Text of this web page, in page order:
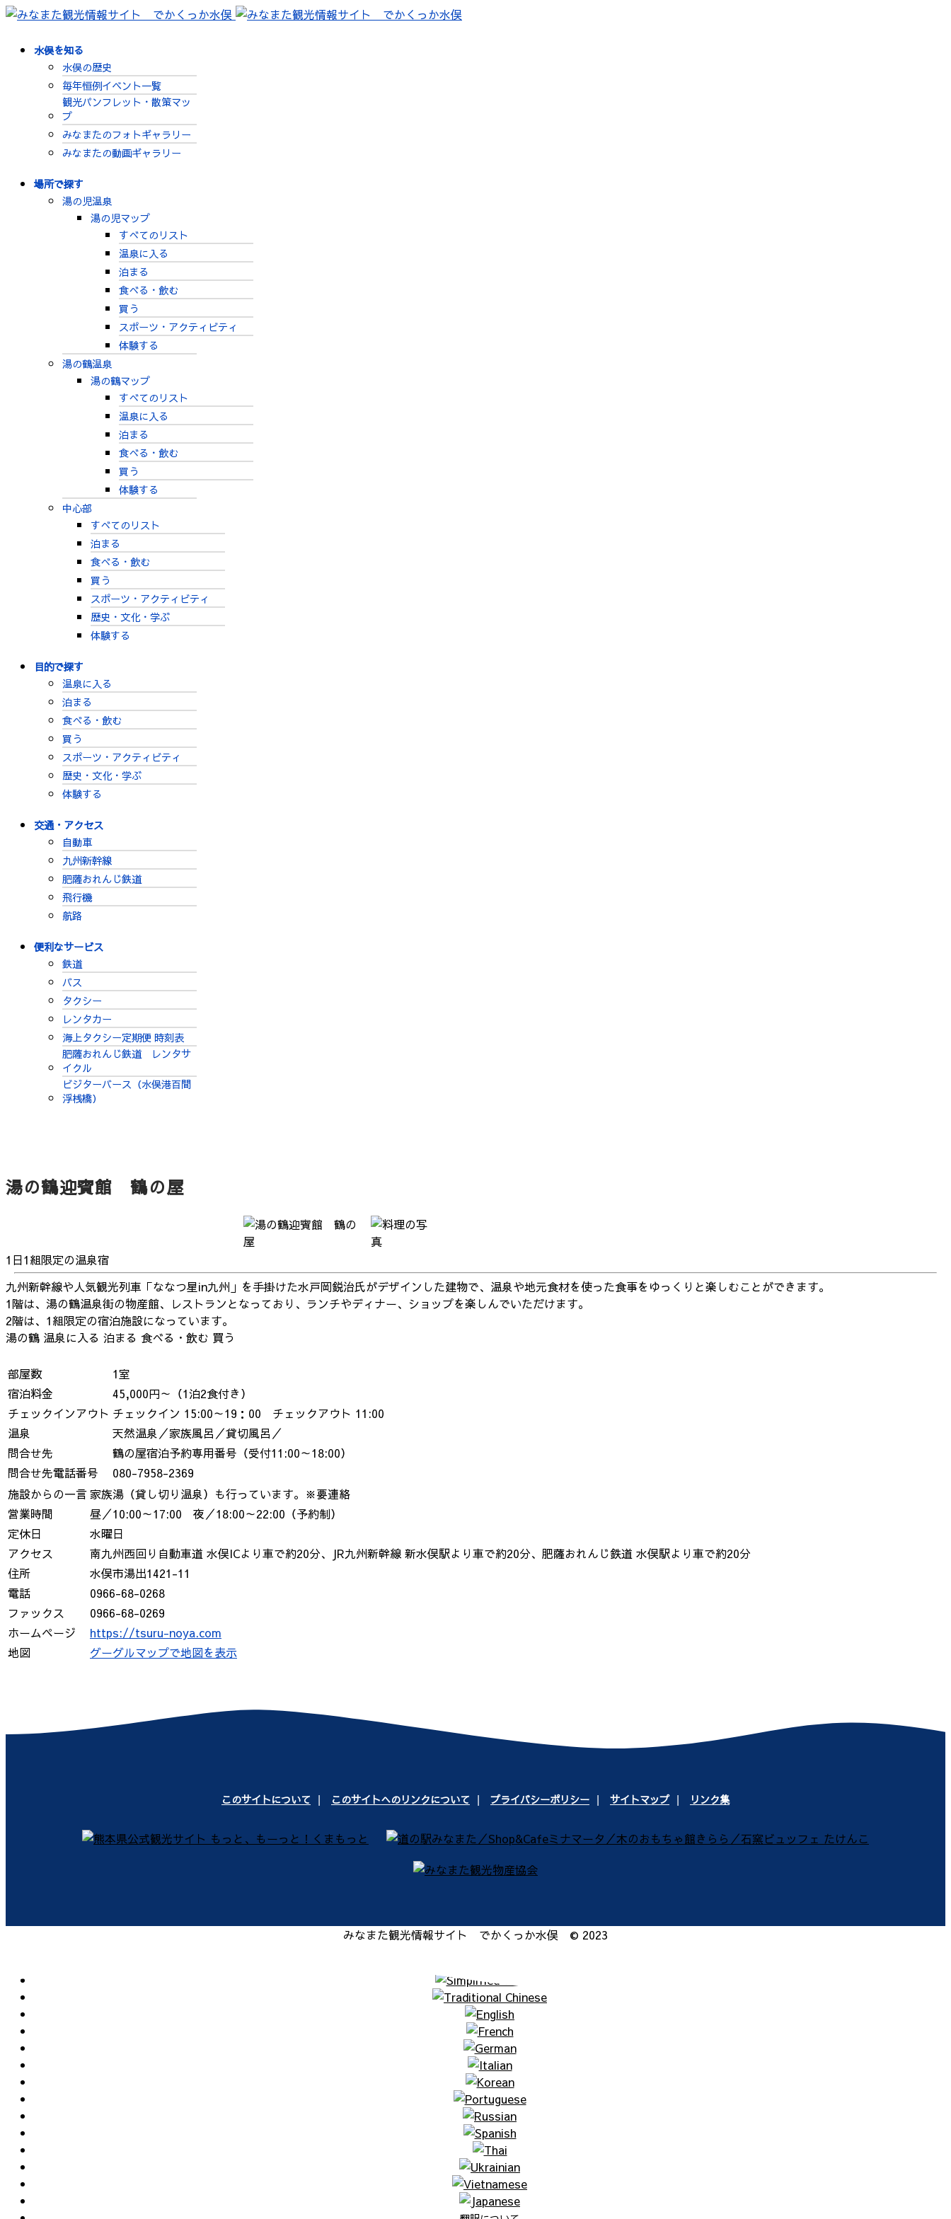
水俣を知る
水俣の歴史
毎年恒例イベント一覧
観光パンフレット・散策マッ
プ
みなまたのフォトギャラリー
みなまたの動画ギャラリー
場所で探す
湯の児温泉
湯の児マップ
すべてのリスト
温泉に入る
泊まる
食べる・飲む
買う
スポーツ・アクティビティ
体験する
湯の鶴温泉
湯の鶴マップ
すべてのリスト
温泉に入る
泊まる
食べる・飲む
買う
体験する
中心部
すべてのリスト
泊まる
食べる・飲む
買う
スポーツ・アクティビティ
歴史・文化・学ぶ
体験する
目的で探す
温泉に入る
泊まる
食べる・飲む
買う
スポーツ・アクティビティ
歴史・文化・学ぶ
体験する
交通・アクセス
自動車
九州新幹線
肥薩おれんじ鉄道
飛行機
航路
便利なサービス
鉄道
バス
タクシー
レンタカー
海上タクシー定期便 時刻表
肥薩おれんじ鉄道 レンタサ
イクル
ビジターバース（水俣港百間
浮桟橋）
湯の鶴迎賓館 鶴の屋
1日1組限定の温泉宿
九州新幹線や人気観光列車「ななつ星in九州」を手掛けた水戸岡鋭治氏がデザインした建物で、温泉や地元食材を使った食事をゆっくりと楽しむことができます。
1階は、湯の鶴温泉街の物産館、レストランとなっており、ランチやディナー、ショップを楽しんでいただけます。
2階は、1組限定の宿泊施設になっています。
湯の鶴 温泉に入る 泊まる 食べる・飲む 買う
部屋数
1室
宿泊料金
45,000円～（1泊2食付き）
チェックインアウト チェックイン 15:00～19：00 チェックアウト 11:00
温泉
天然温泉／家族風呂／貸切風呂／
問合せ先
鶴の屋宿泊予約専用番号（受付11:00～18:00）
問合せ先電話番号
080-7958-2369
施設からの一言 家族湯（貸し切り温泉）も行っています。※要連絡
営業時間
昼／10:00～17:00 夜／18:00～22:00（予約制）
定休日
水曜日
アクセス
南九州西回り自動車道 水俣ICより車で約20分、JR九州新幹線 新水俣駅より車で約20分、肥薩おれんじ鉄道 水俣駅より車で約20分
住所
水俣市湯出1421-11
電話
0966-68-0268
ファックス
0966-68-0269
ホームページ
https://tsuru-noya.com
地図
グーグルマップで地図を表示
このサイトについて このサイトへのリンクについて プライバシーポリシー サイトマップ リンク集
みなまた観光情報サイト でかくっか水俣 © 2023